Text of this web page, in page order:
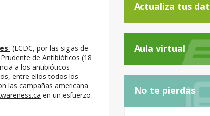
(ECDC, por las siglas de
de Antibióticos (18
a los antibióticos
entre ellos todos los
las campañas americana
en un esfuerzo
Actualiza tus
Aula virtual
No te pierdas